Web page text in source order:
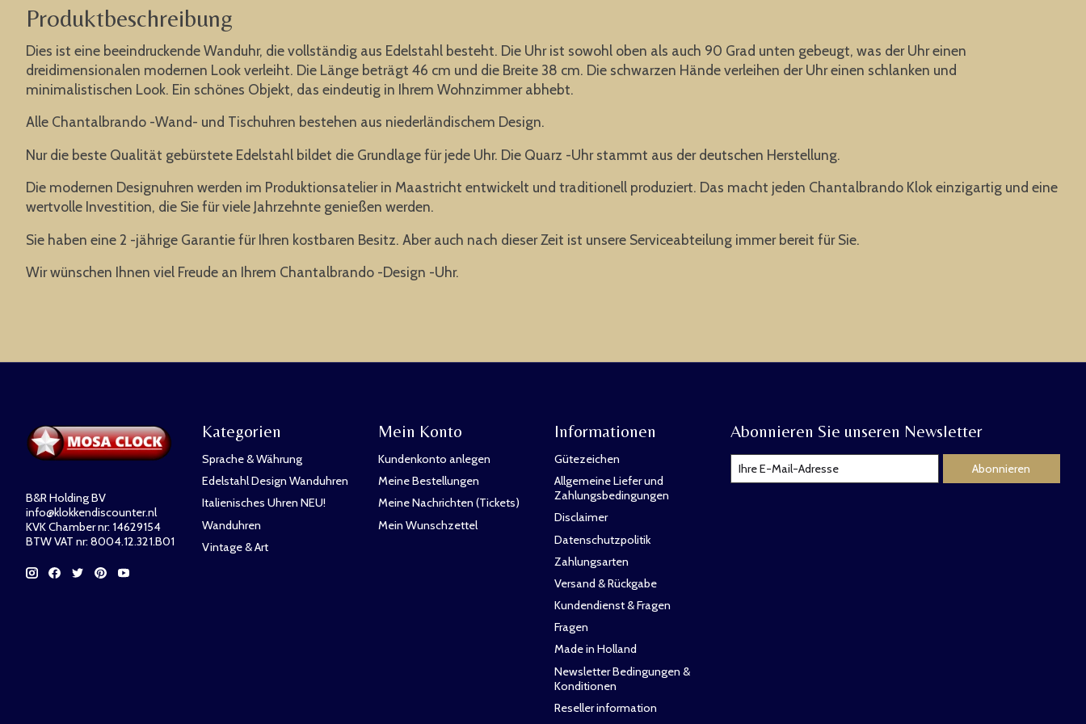
Produktbeschreibung
Dies ist eine beeindruckende Wanduhr, die vollständig aus Edelstahl besteht. Die Uhr ist sowohl oben als auch 90 Grad unten gebeugt, was der Uhr einen
dreidimensionalen modernen Look verleiht. Die Länge beträgt 46 cm und die Breite 38 cm. Die schwarzen Hände verleihen der Uhr einen schlanken und
minimalistischen Look. Ein schönes Objekt, das eindeutig in Ihrem Wohnzimmer abhebt.
Alle Chantalbrando -Wand- und Tischuhren bestehen aus niederländischem Design.
Nur die beste Qualität gebürstete Edelstahl bildet die Grundlage für jede Uhr. Die Quarz -Uhr stammt aus der deutschen Herstellung.
Die modernen Designuhren werden im Produktionsatelier in Maastricht entwickelt und traditionell produziert. Das macht jeden Chantalbrando Klok einzigartig und eine
wertvolle Investition, die Sie für viele Jahrzehnte genießen werden.
Sie haben eine 2 -jährige Garantie für Ihren kostbaren Besitz. Aber auch nach dieser Zeit ist unsere Serviceabteilung immer bereit für Sie.
Wir wünschen Ihnen viel Freude an Ihrem Chantalbrando -Design -Uhr.
B&R Holding BV
info@klokkendiscounter.nl
KVK Chamber nr: 14629154
BTW VAT nr: 8004.12.321.B01
Kategorien
Sprache & Währung
Edelstahl Design Wanduhren
Italienisches Uhren NEU!
Wanduhren
Vintage & Art
Mein Konto
Kundenkonto anlegen
Meine Bestellungen
Meine Nachrichten (Tickets)
Mein Wunschzettel
Informationen
Gütezeichen
Allgemeine Liefer und
Zahlungsbedingungen
Disclaimer
Datenschutzpolitik
Zahlungsarten
Versand & Rückgabe
Kundendienst & Fragen
Fragen
Made in Holland
Newsletter Bedingungen &
Konditionen
Reseller information
Abonnieren Sie unseren Newsletter
Abonnieren